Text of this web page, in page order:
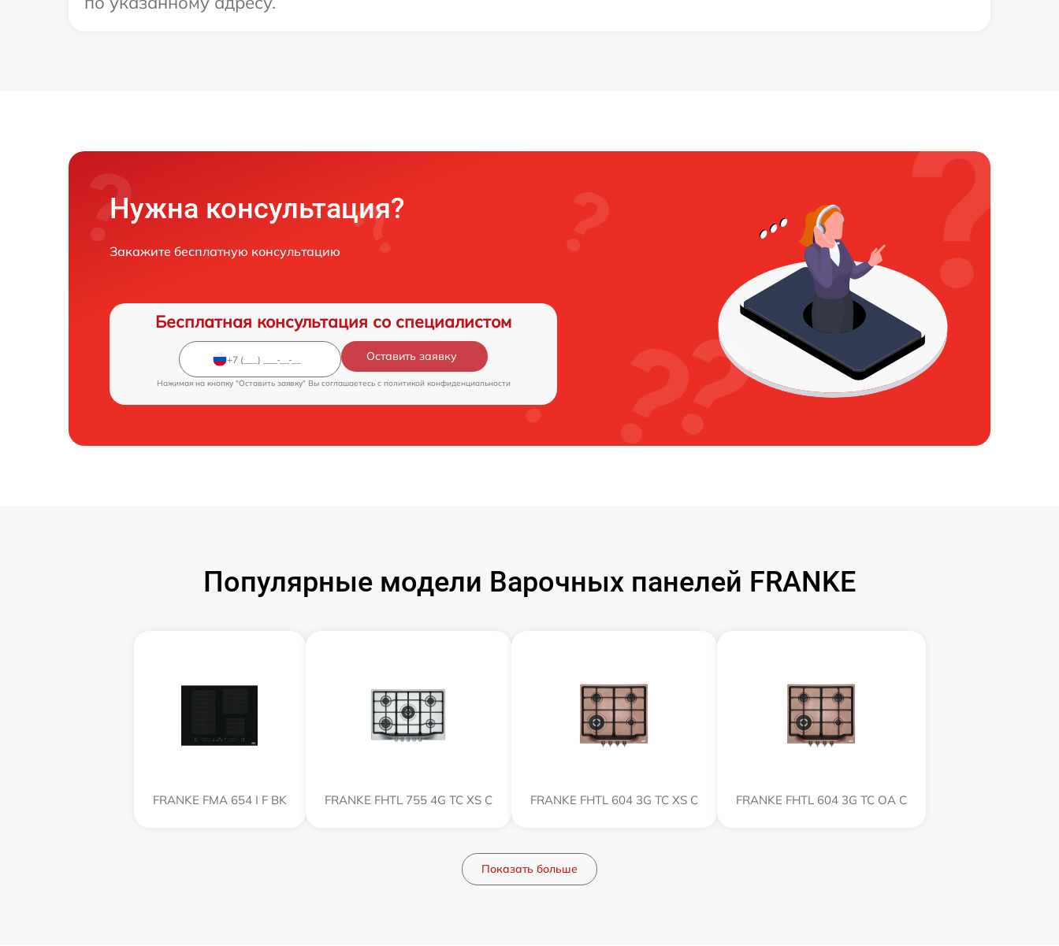
Нужна консультация?
Закажите бесплатную консультацию
Бесплатная консультация со специалистом
Оставить заявку
Нажимая на кнопку "Оставить заявку" Вы соглашаетесь c политикой конфиденциальности
Популярные модели Варочных панелей FRANKE
FRANKE FMA 654 I F BK FRANKE FHTL 755 4G TC XS C FRANKE FHTL 604 3G TC XS C FRANKE FHTL 604 3G TC OA C
Показать больше